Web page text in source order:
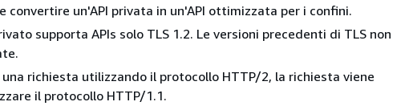
convertire un'API privata in un'API ottimizzata per i confini.
supporta APIs solo TLS 1.2. Le versioni precedenti di TLS non
richiesta utilizzando il protocollo HTTP/2, la richiesta viene
il protocollo HTTP/1.1.